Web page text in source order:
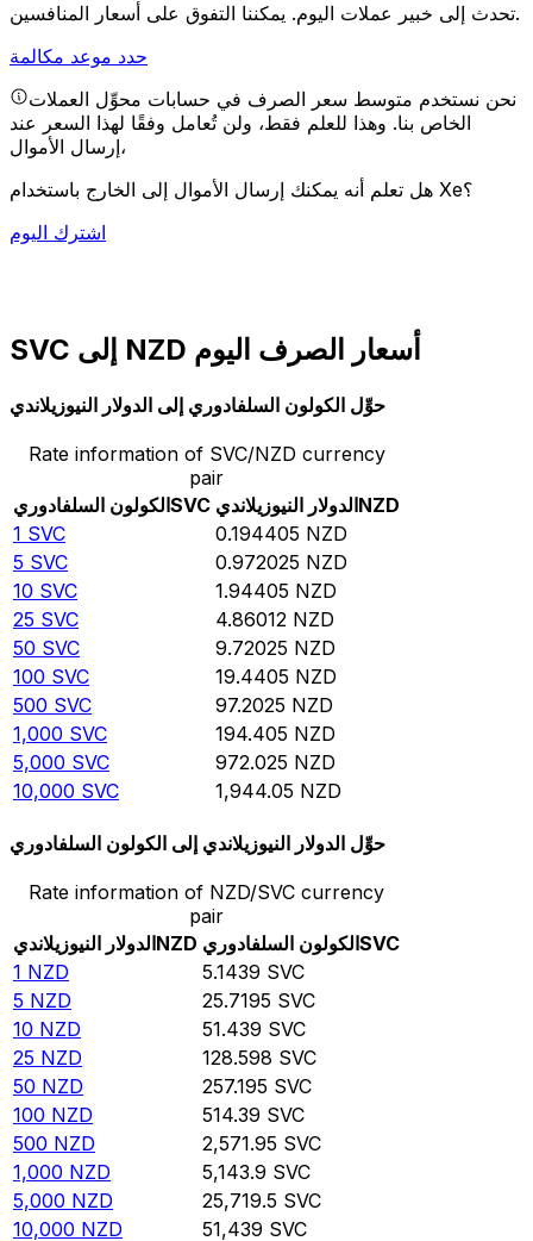
تحدث إلى خبير عملات اليوم.يمكننا التفوق على أسعار المنافسين.
حدد موعد مكالمة
نحن نستخدم متوسط سعر الصرف في حسابات محوِّل العملات
الخاص بنا. وهذا للعلم فقط، ولن تُعامل وفقًا لهذا السعر عند
إرسال الأموال،
هل تعلم أنه يمكنك إرسال الأموال إلى الخارج باستخدام Xe؟
اشترك اليوم
SVC إلى NZD أسعار الصرف اليوم
حوِّل الكولون السلفادوري إلى الدولار النيوزيلاندي
Rate information of SVC/NZD currency
pair
الكولون السلفادوريSVC الدولار النيوزيلانديNZD
1 SVC 0.194405 NZD
5 SVC 0.972025 NZD
10 SVC 1.94405 NZD
25 SVC 4.86012 NZD
50 SVC 9.72025 NZD
100 SVC 19.4405 NZD
500 SVC 97.2025 NZD
1,000 SVC 194.405 NZD
5,000 SVC 972.025 NZD
10,000 SVC 1,944.05 NZD
حوِّل الدولار النيوزيلاندي إلى الكولون السلفادوري
Rate information of NZD/SVC currency
pair
الدولار النيوزيلانديNZD الكولون السلفادوريSVC
1 NZD 5.1439 SVC
5 NZD 25.7195 SVC
10 NZD 51.439 SVC
25 NZD 128.598 SVC
50 NZD 257.195 SVC
100 NZD 514.39 SVC
500 NZD 2,571.95 SVC
1,000 NZD 5,143.9 SVC
5,000 NZD 25,719.5 SVC
10,000 NZD 51,439 SVC